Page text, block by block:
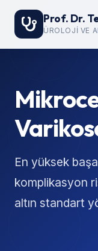
Prof. Dr.
ÜROLOJI VE
En yüksek
komplikasyon
altın standart